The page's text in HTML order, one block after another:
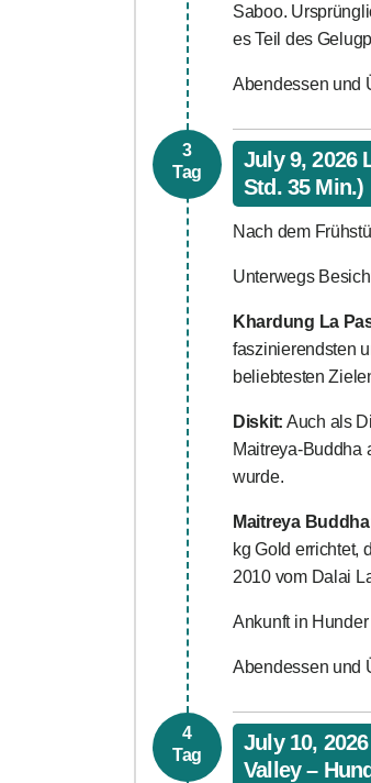
Saboo.
es Teil des
Abendessen und
3
Tag
July 9, 2026
Std. 35 Min.)
Nach dem
Unterwegs
Khardung La
faszinierendsten
beliebtesten
Diskit: Auch als
Maitreya-Buddha
wurde.
Maitreya
kg Gold errichtet,
2010 vom Dalai
Ankunft in
Abendessen und
4
Tag
July 10,
Valley –